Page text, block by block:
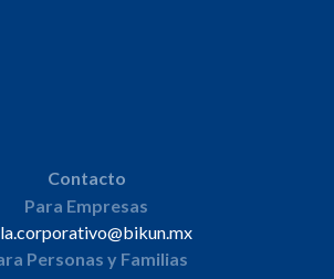
Contacto
Para Empresas
Personas y Familias